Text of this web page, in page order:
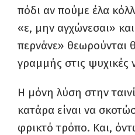
πόδι αν πούμε έλα
«ε, μην αγχώνεσαι»
περνάνε» θεωρούνται
γραμμής στις ψυχικές
Η μόνη λύση στην
κατάρα είναι να
φρικτό τρόπο. Και,